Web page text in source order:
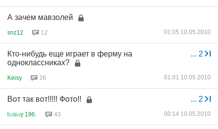
А зачем мавзолей
snz12 12 01:05 10.05.2010
... 2
Кто-нибудь еще играет в ферму на
одноклассниках?
Keisy 26 01:01 10.05.2010
... 2
Вот так вот!!!!! Фото!!
lыsыy 196. 43 00:14 10.05.2010